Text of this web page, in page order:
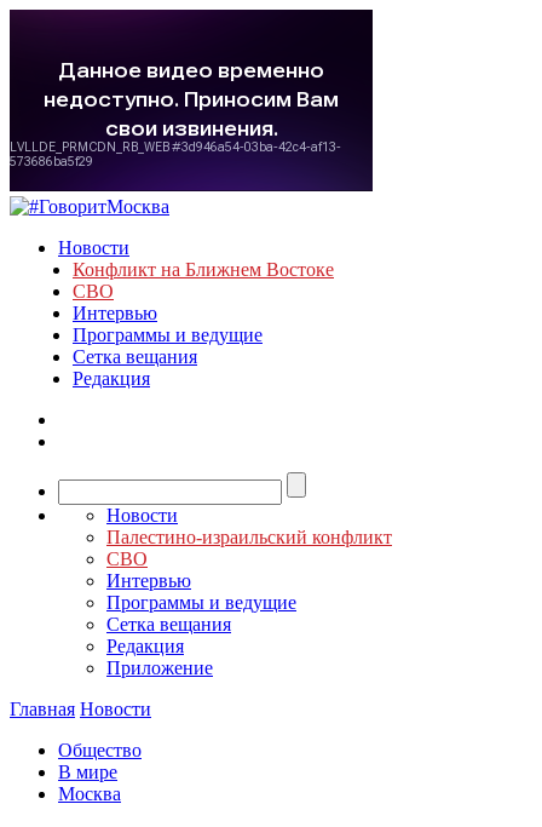
Новости
Конфликт на Ближнем Востоке
СВО
Интервью
Программы и ведущие
Сетка вещания
Редакция
Новости
Палестино-израильский конфликт
СВО
Интервью
Программы и ведущие
Сетка вещания
Редакция
Приложение
Главная Новости
Общество
В мире
Москва